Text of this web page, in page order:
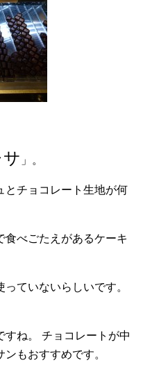
」。
とチョコレート生地が何
食べごたえがあるケーキ
ていないらしいです。
ね。
チョコレートが中
もおすすめです。